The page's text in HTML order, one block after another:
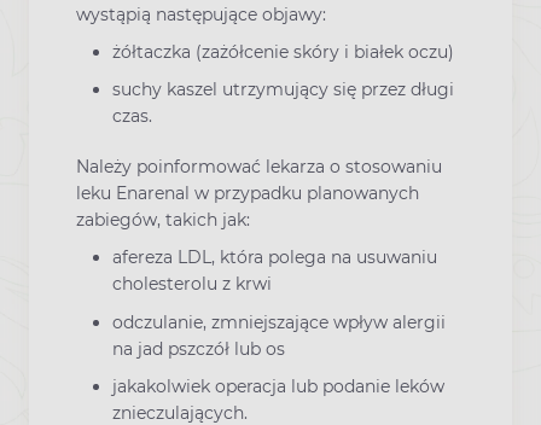
wystąpią następujące objawy:
żółtaczka (zażółcenie skóry i białek oczu)
suchy kaszel utrzymujący się przez długi
czas.
Należy poinformować lekarza o stosowaniu
leku Enarenal w przypadku planowanych
zabiegów, takich jak:
afereza LDL, która polega na usuwaniu
cholesterolu z krwi
odczulanie, zmniejszające wpływ alergii
na jad pszczół lub os
jakakolwiek operacja lub podanie leków
znieczulających.